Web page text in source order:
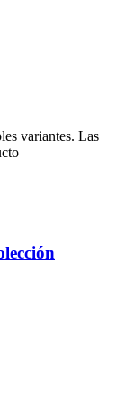
variantes. Las